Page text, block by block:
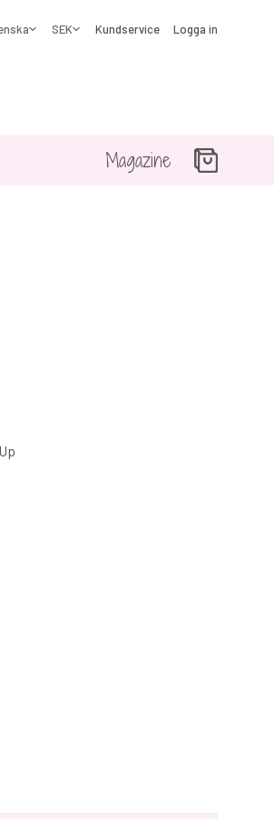
Kundservice Logga in
Magazine